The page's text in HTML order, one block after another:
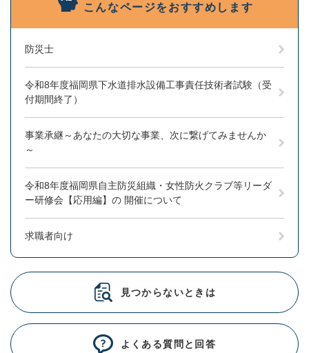
こんなページをおすすめします
防災士
令和8年度福岡県下水道排水設備工事責任技術者試験（受
付期間終了）
事業承継～あなたの大切な事業、次に繋げてみませんか
～
令和8年度福岡県自主防災組織・女性防火クラブ等リーダ
ー研修会【応用編】の 開催について
求職者向け
見つからないときは
よくある質問と回答